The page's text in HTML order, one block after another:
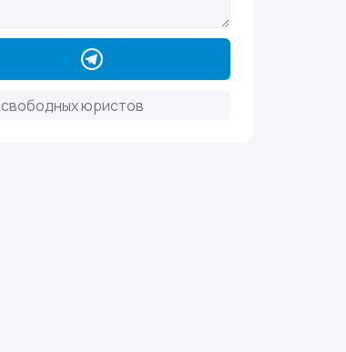
свободных юристов